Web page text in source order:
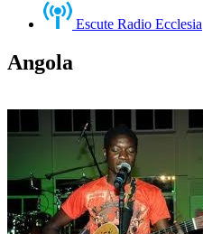
Escute Radio Ecclesia
Angola